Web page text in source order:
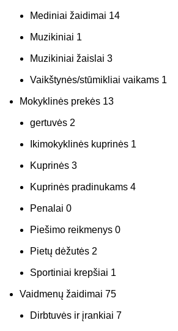
Mediniai žaidimai 14
Muzikiniai 1
Muzikiniai žaislai 3
Vaikštynės/stūmikliai vaikams 1
Mokyklinės prekės 13
gertuvės 2
Ikimokyklinės kuprinės 1
Kuprinės 3
Kuprinės pradinukams 4
Penalai 0
Piešimo reikmenys 0
Pietų dėžutės 2
Sportiniai krepšiai 1
Vaidmenų žaidimai 75
Dirbtuvės ir įrankiai 7